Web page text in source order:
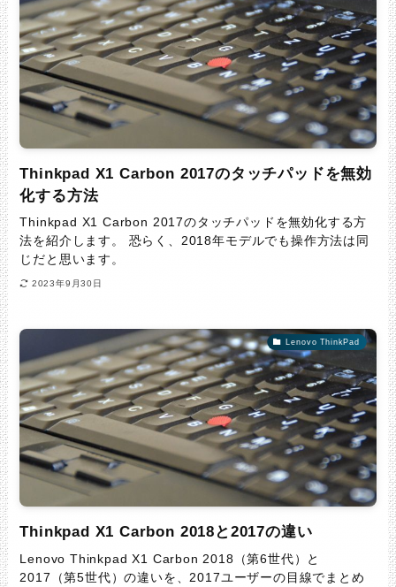
Thinkpad X1 Carbon 2017のタッチパッドを無効
化する方法
Thinkpad X1 Carbon 2017のタッチパッドを無効化する方
法を紹介します。 恐らく、2018年モデルでも操作方法は同
じだと思います。
2023年9月30日
Lenovo ThinkPad
Thinkpad X1 Carbon 2018と2017の違い
Lenovo Thinkpad X1 Carbon 2018（第6世代）と
2017（第5世代）の違いを、2017ユーザーの目線でまとめ